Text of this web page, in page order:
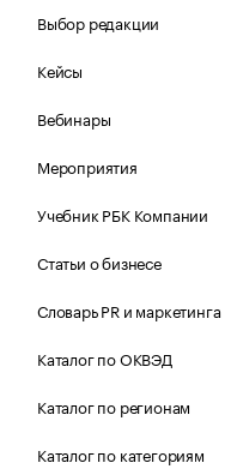
Выбор редакции
Кейсы
Вебинары
Мероприятия
Учебник РБК Компании
Статьи о бизнесе
Словарь PR и маркетинга
Каталог по ОКВЭД
Каталог по регионам
Каталог по категориям